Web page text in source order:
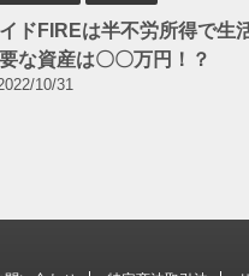
ドFIREは半不労所得で生
な資産は〇〇万円！？
10/31